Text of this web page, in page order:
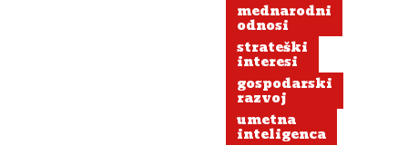
mednarodni
odnosi
strateški
interesi
gospodarski
razvoj
umetna
inteligenca